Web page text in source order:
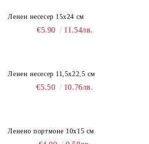
Ленен несесер 15х24 см
€5.90 11.54лв.
Ленен несесер 11,5х22,5 см
€5.50 10.76лв.
Ленено портмоне 10х15 см